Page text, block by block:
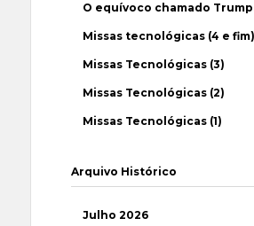
O equívoco chamado
Missas tecnológicas (4 e fim)
Missas Tecnológicas (3)
Missas Tecnológicas (2)
Missas Tecnológicas (1)
Arquivo Histórico
Julho 2026